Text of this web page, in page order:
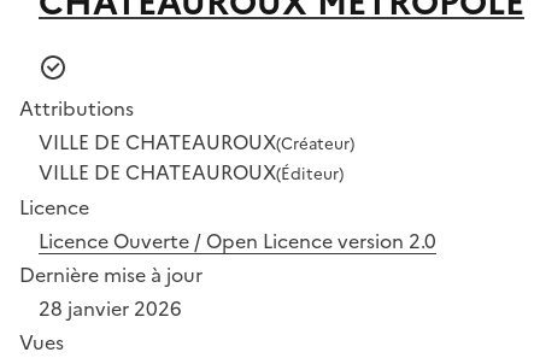
Attributions
VILLE DE CHATEAUROUX(Créateur)
VILLE DE CHATEAUROUX(Éditeur)
Licence
Licence Ouverte / Open Licence version 2.0
Dernière mise à jour
28 janvier 2026
Vues